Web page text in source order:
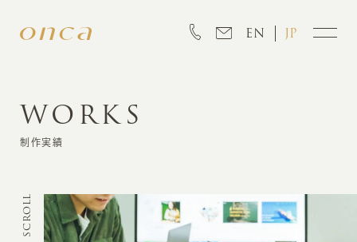
EN JP
INFORMATION
CREATION
WORKS
制作実績
SCROLL